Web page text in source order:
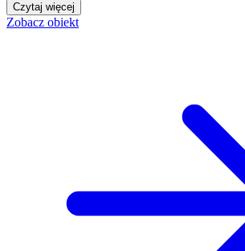
Czytaj więcej
Zobacz obiekt